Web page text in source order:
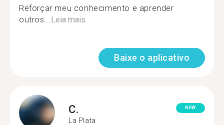
Reforçar meu conhecimento e aprender
outros...Leia mais
Baixe o aplicativo
C.
La Plata
NEW